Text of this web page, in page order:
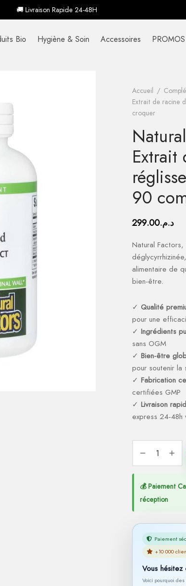
🚚 Livraison Rapide 24-48H
Bio Hygiène & Soin Accessoires PROMOS
Accueil /
Extrait de racine
croquer
Extrait
90
د.م.299.00
Natural
alimentaire de
bien-être.
✓ Qualité
pour une
✓ Ingrédients
sans OGM
✓ Bien-être
pour soutenir la
✓ Fabrication
certifiées GMP
✓ Livraison
express 24-48h
💰 Paiement
réception
Paiement
+10 000
Vous
Voici pourquoi